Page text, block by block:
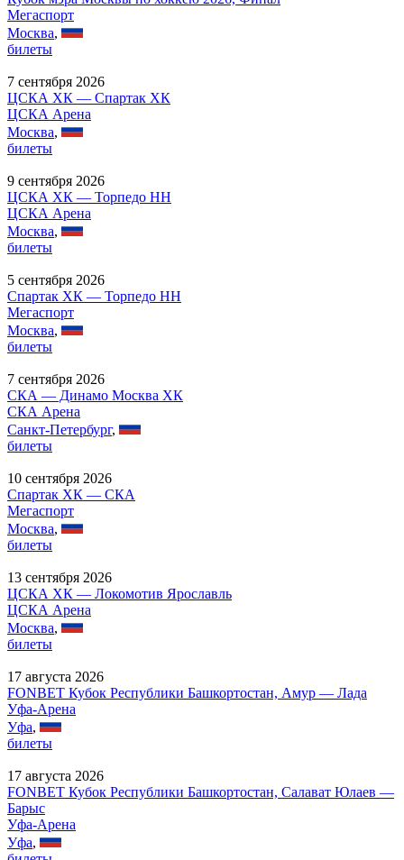
Мегаспорт
Москва,
билеты
7 сентября 2026
ЦСКА ХК — Спартак ХК
ЦСКА Арена
Москва,
билеты
9 сентября 2026
ЦСКА ХК — Торпедо НН
ЦСКА Арена
Москва,
билеты
5 сентября 2026
Спартак ХК — Торпедо НН
Мегаспорт
Москва,
билеты
7 сентября 2026
СКА — Динамо Москва ХК
СКА Арена
Санкт-Петербург,
билеты
10 сентября 2026
Спартак ХК — СКА
Мегаспорт
Москва,
билеты
13 сентября 2026
ЦСКА ХК — Локомотив Ярославль
ЦСКА Арена
Москва,
билеты
17 августа 2026
FONBET Кубок Республики Башкортостан, Амур — Лада
Уфа-Арена
Уфа,
билеты
17 августа 2026
FONBET Кубок Республики Башкортостан, Салават Юлаев —
Барыс
Уфа-Арена
Уфа,